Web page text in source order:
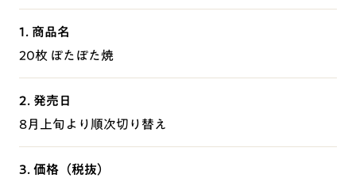
1. 商品名
20枚 ぽたぽた焼
2. 発売日
8月上旬より順次切り替え
3. 価格（税抜）